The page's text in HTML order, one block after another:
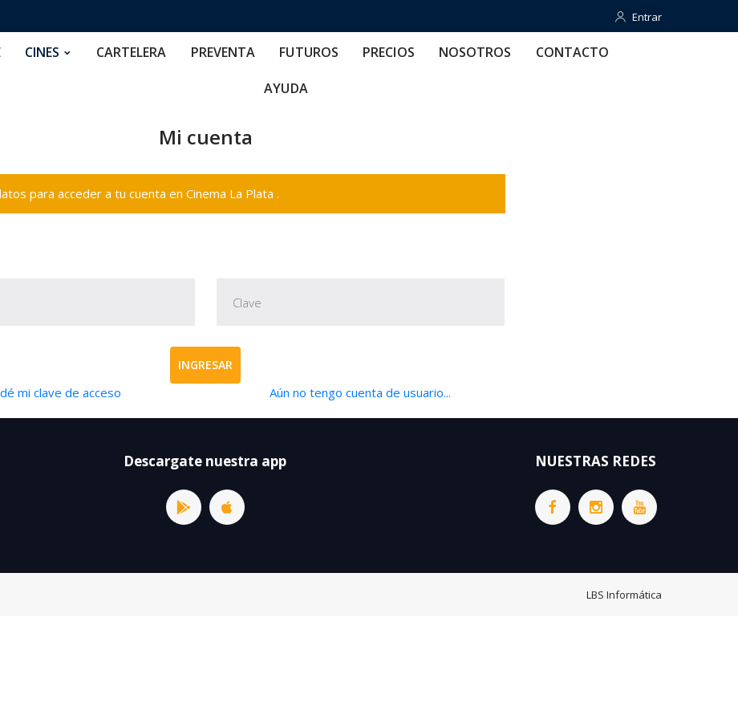
Entrar
Entrar
CINES CARTELERA PREVENTA FUTUROS PRECIOS NOSOTROS CONTACTO
AYUDA
Mi cuenta
para acceder a tu cuenta en Cinema La Plata .
INGRESAR
mi clave de acceso Aún no tengo cuenta de usuario...
Descargate nuestra app NUESTRAS REDES
LBS Informática